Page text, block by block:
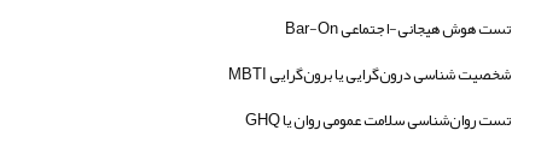
تست هوش هیجانی-اجتماعی Bar-On
شخصیت شناسی درون‌گرایی یا برون‌گرایی MBTI
تست روان‌شناسی سلامت عمومی روان یا GHQ